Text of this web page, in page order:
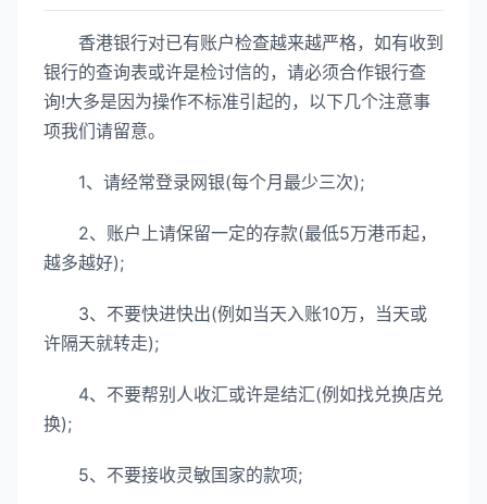
香港银行对已有账户检查越来越严格，如有收到
银行的查询表或许是检讨信的，请必须合作银行查
询!大多是因为操作不标准引起的，以下几个注意事
项我们请留意。
1、请经常登录网银(每个月最少三次);
2、账户上请保留一定的存款(最低5万港币起，
越多越好);
3、不要快进快出(例如当天入账10万，当天或
许隔天就转走);
4、不要帮别人收汇或许是结汇(例如找兑换店兑
换);
5、不要接收灵敏国家的款项;